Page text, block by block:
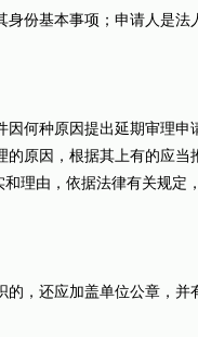
份基本事项；申请人是法
何种原因提出延期审理申
原因，根据其上有的应当
理由，依据法律有关规定
，还应加盖单位公章，并